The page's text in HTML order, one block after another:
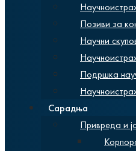
Позиви за
Научни
Подршка
Сарадња
Привреда и